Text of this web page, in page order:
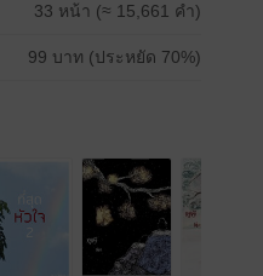
33 หน้า (≈ 15,661 คำ)
99 บาท (ประหยัด 70%)